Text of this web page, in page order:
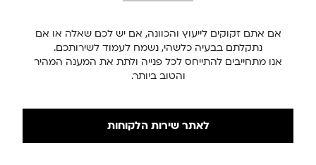
אם אתם זקוקים לייעוץ והכוונה, אם יש לכם שאלה או אם
נתקלתם בבעיה כלשהי, נשמח לעמוד לשירותכם.
אנו מתחייבים להתייחס לכל פנייה ולתת את המענה המהיר
והטוב ביותר.
לאתר שירות הלקוחות